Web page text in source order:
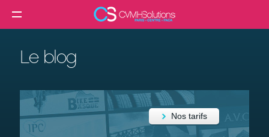
MENU
Créer un site internet
Création de site e-commerce
Création de site vitrine
Le blog
Nos tarifs